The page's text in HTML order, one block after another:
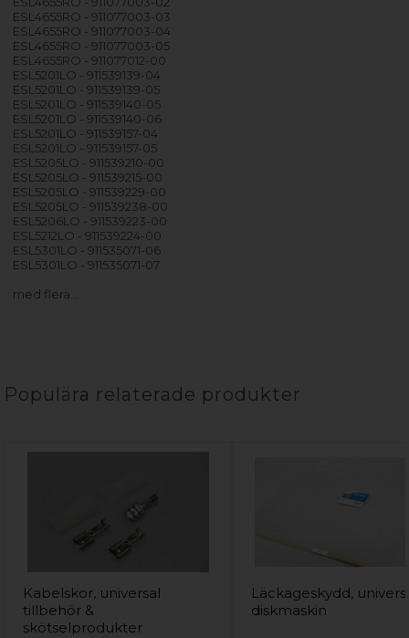
ESL4655RO - 911077003-03
ESL4655RO - 911077003-04
ESL4655RO - 911077003-05
ESL4655RO - 911077012-00
ESL5201LO - 911539139-04
ESL5201LO - 911539139-05
ESL5201LO - 911539140-05
ESL5201LO - 911539140-06
ESL5201LO - 911539157-04
ESL5201LO - 911539157-05
ESL5205LO - 911539210-00
ESL5205LO - 911539215-00
ESL5205LO - 911539229-00
ESL5205LO - 911539238-00
ESL5206LO - 911539223-00
ESL5212LO - 911539224-00
ESL5301LO - 911535071-06
ESL5301LO - 911535071-07
med flera…
Populära relaterade produkter
Kabelskor, universal
tillbehör &
skötselprodukter
Läckageskydd,
diskmaskin